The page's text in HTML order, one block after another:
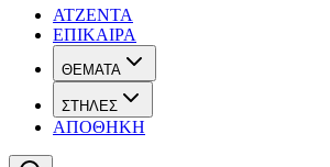
ΑΤΖΕΝΤΑ
ΕΠΙΚΑΙΡΑ
ΘΕΜΑΤΑ
ΣΤΗΛΕΣ
ΑΠΟΘΗΚΗ